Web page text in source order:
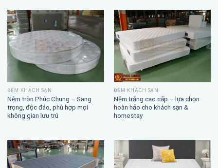
ĐỆM KHÁCH SẠN
Nệm tròn Phúc Chung – Sang
trọng, độc đáo, phù hợp mọi
không gian lưu trú
ĐỆM KHÁCH SẠN
Nệm trắng cao cấp – lựa chọn
hoàn hảo cho khách sạn &
homestay